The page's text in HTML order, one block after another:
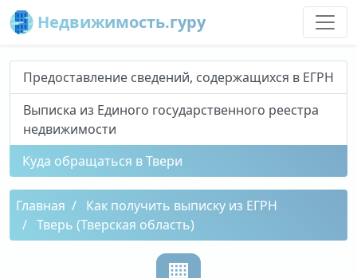
Недвижимость.гуру
Предоставление сведений, содержащихся в ЕГРН
Выписка из Единого государственного реестра
недвижимости
Куда обращаться в Твери
Главная
Как получить выписку из ЕГРН
Тверь (Тверская область)